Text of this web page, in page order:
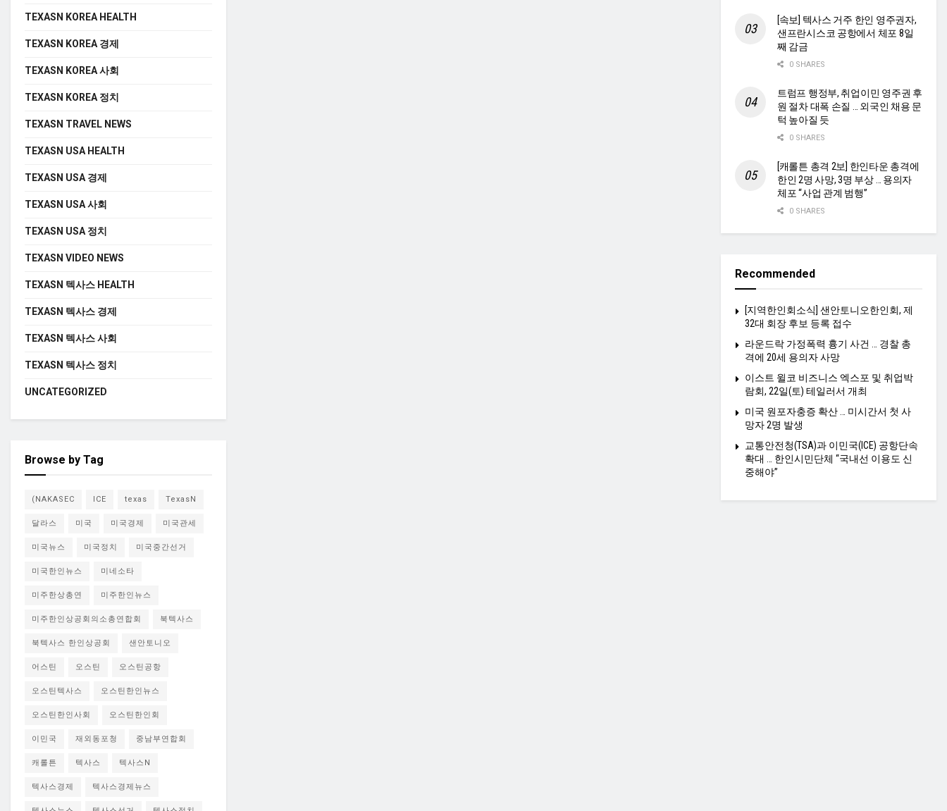
TEXASN KOREA HEALTH
TEXASN KOREA 경제
TEXASN KOREA 사회
TEXASN KOREA 정치
TEXASN TRAVEL NEWS
TEXASN USA HEALTH
TEXASN USA 경제
TEXASN USA 사회
TEXASN USA 정치
TEXASN VIDEO NEWS
TEXASN 텍사스 HEALTH
TEXASN 텍사스 경제
TEXASN 텍사스 사회
TEXASN 텍사스 정치
UNCATEGORIZED
Browse by Tag
(NAKASEC ICE texas TexasN
달라스 미국 미국경제 미국관세
미국뉴스 미국정치 미국중간선거
미국한인뉴스 미네소타
미주한상총연 미주한인뉴스
미주한인상공회의소총연합회 북텍사스
북텍사스 한인상공회 샌안토니오
어스틴 오스틴 오스틴공항
오스틴텍사스 오스틴한인뉴스
오스틴한인사회 오스틴한인회
이민국 재외동포청 중남부연합회
캐롤튼 텍사스 텍사스N
텍사스경제 텍사스경제뉴스
[속보] 텍사스 거주 한인 영주권자,
샌프란시스코 공항에서 체포 8일
째 감금
0 SHARES
트럼프 행정부, 취업이민 영주권 후
원 절차 대폭 손질 … 외국인 채용 문
턱 높아질 듯
0 SHARES
[캐롤튼 총격 2보] 한인타운 총격에
한인 2명 사망, 3명 부상 … 용의자
체포 “사업 관계 범행”
0 SHARES
Recommended
[지역한인회소식] 샌안토니오한인회, 제
32대 회장 후보 등록 접수
라운드락 가정폭력 흉기 사건 … 경찰 총
격에 20세 용의자 사망
이스트 윌코 비즈니스 엑스포 및 취업박
람회, 22일(토) 테일러서 개최
미국 원포자충증 확산 … 미시간서 첫 사
망자 2명 발생
교통안전청(TSA)과 이민국(ICE) 공항단속
확대 … 한인시민단체 “국내선 이용도 신
중해야”